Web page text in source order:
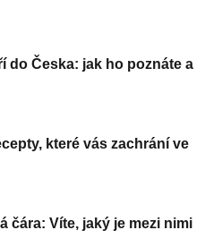
do Česka: jak ho poznáte a
které vás zachrání ve
čára: Víte, jaký je mezi nimi